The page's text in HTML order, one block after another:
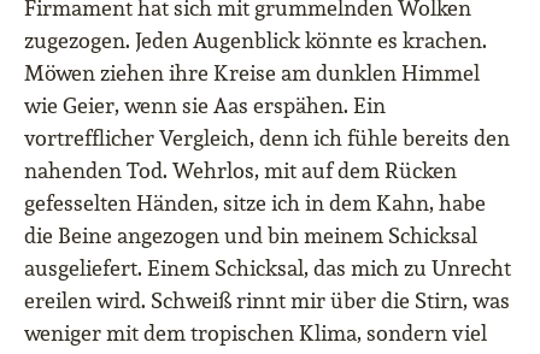
Firmament hat sich mit grummelnden Wolken
zugezogen. Jeden Augenblick könnte es krachen.
Möwen ziehen ihre Kreise am dunklen Himmel
wie Geier, wenn sie Aas erspähen. Ein
vortrefflicher Vergleich, denn ich fühle bereits den
nahenden Tod. Wehrlos, mit auf dem Rücken
gefesselten Händen, sitze ich in dem Kahn, habe
die Beine angezogen und bin meinem Schicksal
ausgeliefert. Einem Schicksal, das mich zu Unrecht
ereilen wird. Schweiß rinnt mir über die Stirn, was
weniger mit dem tropischen Klima, sondern viel